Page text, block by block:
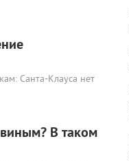
Санта-Клауса нет
В таком